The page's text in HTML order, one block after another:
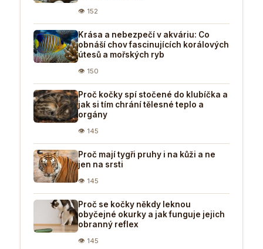
👁 152
Krása a nebezpečí v akváriu: Co
obnáší chov fascinujících korálových
útesů a mořských ryb
👁 150
Proč kočky spí stočené do klubíčka a
jak si tím chrání tělesné teplo a
orgány
👁 145
Proč mají tygři pruhy i na kůži a ne
jen na srsti
👁 145
Proč se kočky někdy leknou
obyčejné okurky a jak funguje jejich
obranný reflex
👁 145